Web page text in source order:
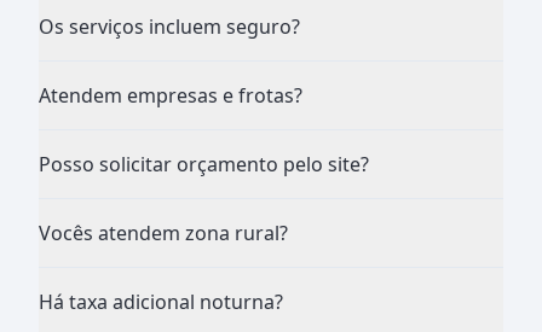
Os serviços incluem seguro?
Atendem empresas e frotas?
Posso solicitar orçamento pelo site?
Vocês atendem zona rural?
Há taxa adicional noturna?